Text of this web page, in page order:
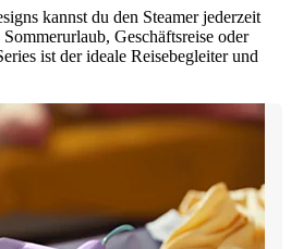
kannst du den Steamer jederzeit
Geschäftsreise oder
ist der ideale Reisebegleiter und